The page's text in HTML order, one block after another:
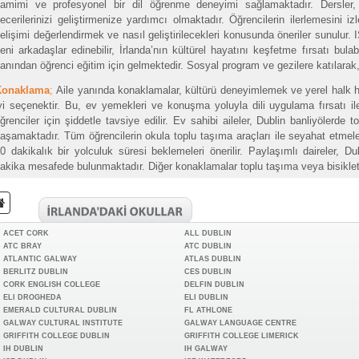
ve profesyonel bir dil öğrenme deneyimi sağlamaktadır.
geliştirmenize yardımcı olmaktadır. Öğrencilerin ilerlemesini
değerlendirmek ve nasıl geliştirilecekleri konusunda öneriler
arkadaşlar edinebilir, İrlanda’nın kültürel hayatını keşfetme fırsatı
öğrenci eğitim için gelmektedir. Sosyal program ve gezilere
;Aile yanında konaklamalar, kültürü deneyimlemek ve yerel halk
seçenektir. Bu, ev yemekleri ve konuşma yoluyla dili uygulama fırsatı
için şiddetle tavsiye edilir. Ev sahibi aileler, Dublin banliyölerde
Tüm öğrencilerin okula toplu taşıma araçları ile seyahat
dakikalık bir yolculuk süresi beklemeleri önerilir. Paylaşımlı daireler,
mesafede bulunmaktadır. Diğer konaklamalar toplu taşıma veya
ACET CORK
ALL DUBLIN
ATC BRAY
ATC DUBLIN
ATLANTIC GALWAY
ATLAS DUBLIN
BERLITZ DUBLIN
CES DUBLIN
CORK ENGLISH COLLEGE
DELFIN DUBLIN
ELI DROGHEDA
ELI DUBLIN
EMERALD CULTURAL DUBLIN
FL ATHLONE
GALWAY CULTURAL INSTITUTE
GALWAY LANGUAGE CENTRE
GRIFFITH COLLEGE DUBLIN
GRIFFITH COLLEGE LIMERICK
IH DUBLIN
IH GALWAY